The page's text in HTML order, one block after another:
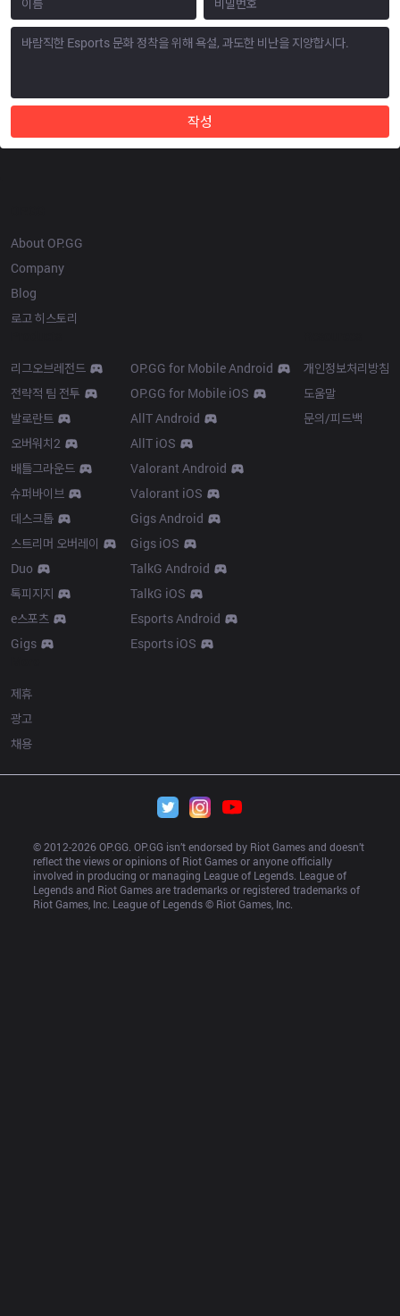
작성
About OP.GG
Company
Blog
로고 히스토리
리그오브레전드
전략적 팀 전투
발로란트
오버워치2
배틀그라운드
슈퍼바이브
데스크톱
스트리머 오버레이
Duo
톡피지지
e스포츠
Gigs
OP.GG for Mobile Android
OP.GG for Mobile iOS
AllT Android
AllT iOS
Valorant Android
Valorant iOS
Gigs Android
Gigs iOS
TalkG Android
TalkG iOS
Esports Android
Esports iOS
개인정보처리방침
도움말
문의/피드백
제휴
광고
채용
© 2012-2026 OP.GG. OP.GG isn’t endorsed by Riot Games and doesn’t
reflect the views or opinions of Riot Games or anyone officially
involved in producing or managing League of Legends. League of
Legends and Riot Games are trademarks or registered trademarks of
Riot Games, Inc. League of Legends © Riot Games, Inc.